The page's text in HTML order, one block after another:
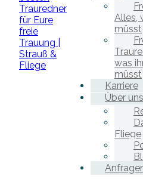
Alles,
müsst
was
müsst
Karriere
Über uns
Fliege